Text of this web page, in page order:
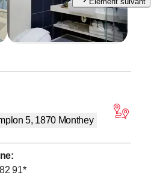
5, 1870 Monthey
:
91*